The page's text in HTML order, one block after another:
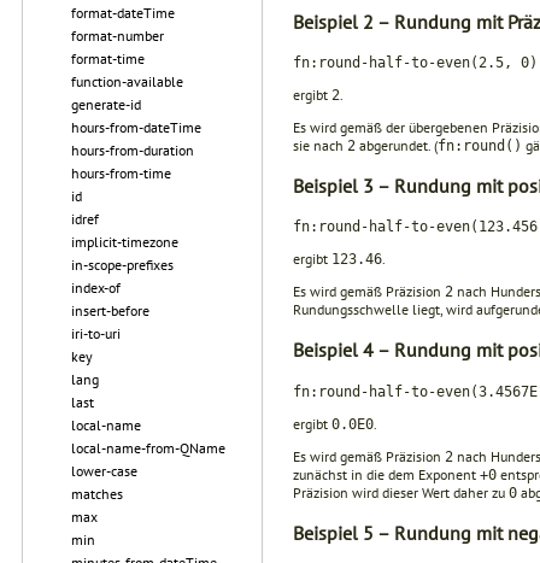
format-dateTime
format-number
format-time
function-available
generate-id
hours-from-dateTime
hours-from-duration
hours-from-time
id
idref
implicit-timezone
in-scope-prefixes
index-of
insert-before
iri-to-uri
key
lang
last
local-name
local-name-from-QName
lower-case
matches
max
min
Beispiel 2 – Rundung mit
fn:round-half-to-even(2.5, 0)
ergibt 2
Es wird gemäß der übergebenen
sie nach 2 abgerundet. (fn:round()
Beispiel 3 – Rundung mit
fn:round-half-to-
ergibt 123.46.
Es wird gemäß Präzision 2 nach
Rundungs­schwelle liegt, wird
Beispiel 4 – Rundung mit
fn:round-half-to-
ergibt 0.0E0
Es wird gemäß Präzision 2 nach
zunächst in die dem Exponent +0
Präzision wird dieser Wert daher zu 0
Beispiel 5 – Rundung mit